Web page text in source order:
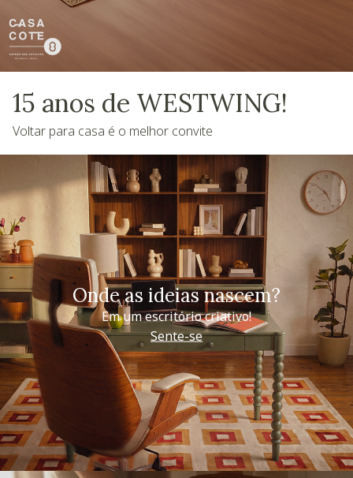
15 anos de WESTWING!
Voltar para casa é o melhor convite
Onde as ideias nascem?
Em um escritório criativo!
Sente-se